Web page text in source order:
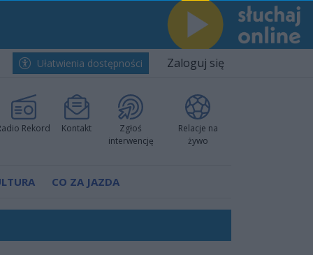
Ułatwienia dostępności Zaloguj się
Rekord Kontakt
Zgłoś
interwencję
Relacje na
żywo
CO ZA JAZDA